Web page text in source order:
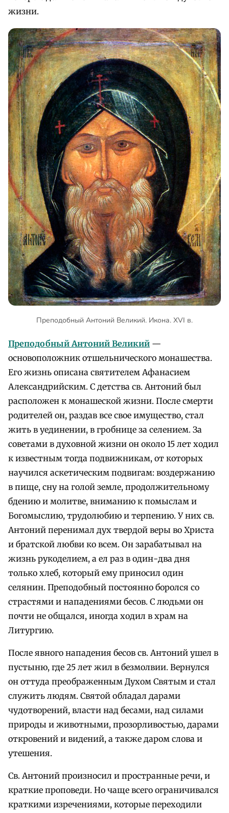
жизни.
Преподобный Антоний Великий. Икона. XVI в.
Преподобный Антоний Великий —
основоположник отшельнического монашества.
Его жизнь описана святителем Афанасием
Александрийским. С детства св. Антоний был
расположен к монашеской жизни. После смерти
родителей он, раздав все свое имущество, стал
жить в уединении, в гробнице за селением. За
советами в духовной жизни он около 15 лет ходил
к известным тогда подвижникам, от которых
научился аскетическим подвигам: воздержанию
в пище, сну на голой земле, продолжительному
бдению и молитве, вниманию к помыслам и
Богомыслию, трудолюбию и терпению. У них св.
Антоний перенимал дух твердой веры во Христа
и братской любви ко всем. Он зарабатывал на
жизнь рукоделием, а ел раз в один-два дня
только хлеб, который ему приносил один
селянин. Преподобный постоянно боролся со
страстями и нападениями бесов. С людьми он
почти не общался, иногда ходил в храм на
Литургию.
После явного нападения бесов св. Антоний ушел в
пустыню, где 25 лет жил в безмолвии. Вернулся
он оттуда преображенным Духом Святым и стал
служить людям. Святой обладал дарами
чудотворений, власти над бесами, над силами
природы и животными, прозорливостью, дарами
откровений и видений, а также даром слова и
утешения.
Св. Антоний произносил и пространные речи, и
краткие проповеди. Но чаще всего ограничивался
краткими изречениями, которые переходили